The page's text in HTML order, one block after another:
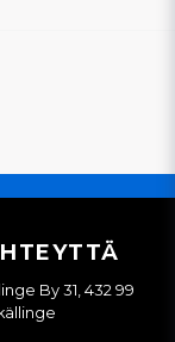
By 31, 432 99